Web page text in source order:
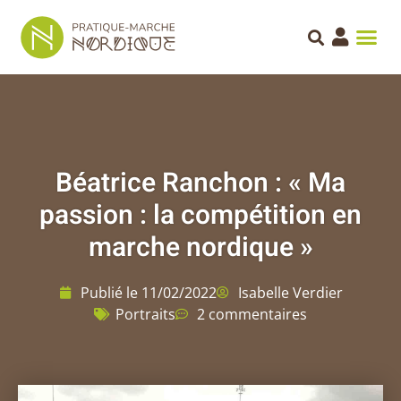
Béatrice Ranchon : « Ma
passion : la compétition en
marche nordique »
Publié le 11/02/2022
Isabelle Verdier
Portraits
2 commentaires